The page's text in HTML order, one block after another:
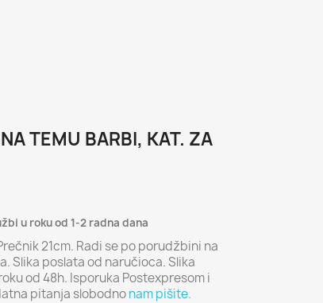
TEMU BARBI, KAT. ZA
u roku od 1-2 radna dana
21cm. Radi se po porudžbini na
Slika poslata od naručioca. Slika
od 48h. Isporuka Postexpresom i
pitanja slobodnonam pišite.